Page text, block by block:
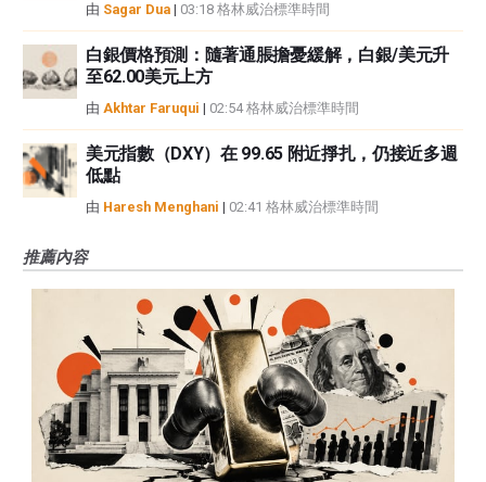
由 Sagar Dua | 03:18 格林威治標準時間
白銀價格預測：隨著通脹擔憂緩解，白銀/美元升
至62.00美元上方
由 Akhtar Faruqui | 02:54 格林威治標準時間
美元指數（DXY）在 99.65 附近掙扎，仍接近多週
低點
由 Haresh Menghani | 02:41 格林威治標準時間
推薦內容